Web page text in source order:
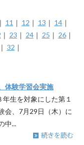
11 ｜ 12 ｜ 13 ｜ 14｜
｜ 23 ｜ 24｜ 25 ｜ 26｜
｜ 32 ｜
体験学習会実施
生を対象にした第１
会、7月29日（木）に
中...